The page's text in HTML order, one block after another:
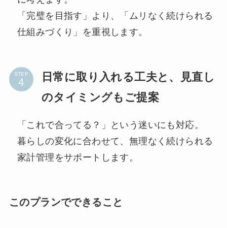
「完璧を目指す」より、「ムリなく続けられる
仕組みづくり」を重視します。
STEP
日常に取り入れる工夫と、見直し
のタイミングもご提案
「これで合ってる？」という迷いにも対応。
暮らしの変化に合わせて、無理なく続けられる
家計管理をサポートします。
このプランでできること